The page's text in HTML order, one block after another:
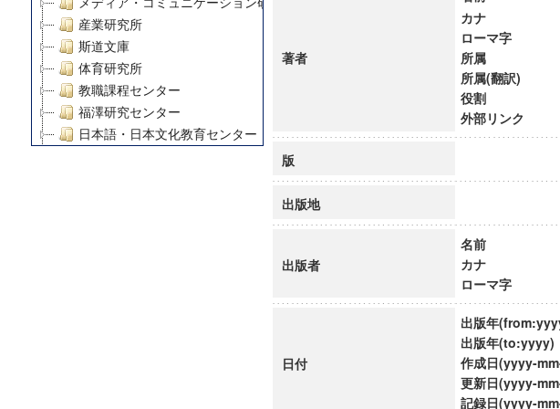
産業研究所
斯道文庫
体育研究所
教職課程センター
福澤研究センター
日本語・日本文化教育センター
デジタルメディア・コンテンツ統合研究センター
グローバルリサーチインスティテュート
慶應義塾大学グローバルCOEプログラム論理と感性の先端的教育研究拠点
博士課程教育リーディングプログラム「超成熟社会発展のサイエンス」
著者
カナ
ローマ字
所属
所属(翻訳)
役割
外部リンク
版
出版地
出版者
名前
カナ
ローマ字
日付
出版年
出版年(to:yyyy)
作成日(yyyy-
更新日(yyyy-
記録日(yyyy-